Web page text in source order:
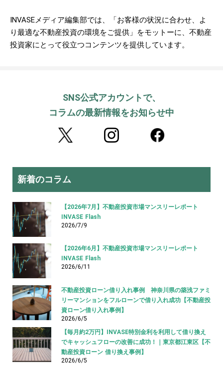
INVASEメディア編集部では、「お客様の状況に合わせ、よ
り最適な不動産投資の環境をご提供」をモットーに、不動産
投資家にとって役立つコンテンツを提供しています。
SNS公式アカウントで、
コラムの最新情報をお知らせ中
新着のコラム
【2026年7月】不動産投資市場マンスリーレポート
INVASE Flash
2026/7/9
【2026年6月】不動産投資市場マンスリーレポート
INVASE Flash
2026/6/11
不動産投資ローン借り入れ事例 神奈川県の築浅ファミ
リーマンションをフルローンで借り入れ成功【不動産投
資ローン借り入れ事例】
2026/6/5
【毎月約2万円】INVASE特別金利を利用して借り換え
でキャッシュフローの改善に成功！｜東京都江東区【不
動産投資ローン 借り換え事例】
2026/6/5